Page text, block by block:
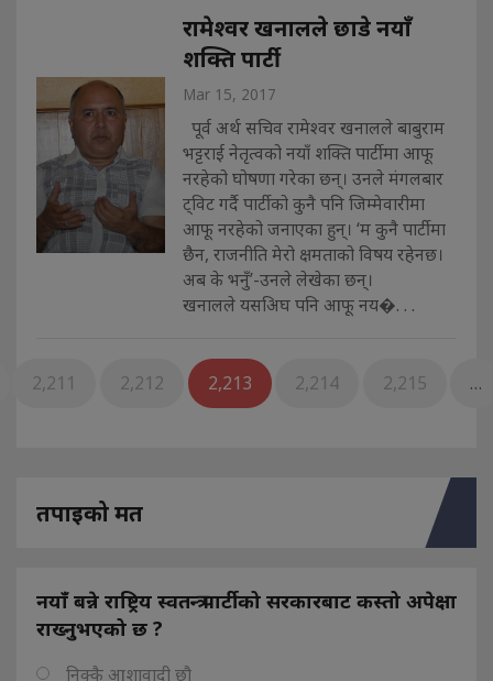
रामेश्वर खनालले छाडे नयाँ
शक्ति पार्टी
Mar 15, 2017
पूर्व अर्थ सचिव रामेश्वर खनालले बाबुराम
भट्टराई नेतृत्वको नयाँ शक्ति पार्टीमा आफू
नरहेको घोषणा गरेका छन्। उनले मंगलबार
ट्विट गर्दै पार्टीको कुनै पनि जिम्मेवारीमा
आफू नरहेको जनाएका हुन्। ‘म कुनै पार्टीमा
छैन, राजनीति मेरो क्षमताको विषय रहेनछ।
अब के भनुँ’-उनले लेखेका छन्।
खनालले यसअिघ पनि आफू नय�. . .
2,211 2,212 2,213 2,214 2,215 …
तपाइको मत
नयाँ बन्ने राष्ट्रिय स्वतन्त्र पार्टीको सरकारबाट कस्तो अपेक्षा
राख्नुभएको छ ?
निक्कै आशावादी छौ